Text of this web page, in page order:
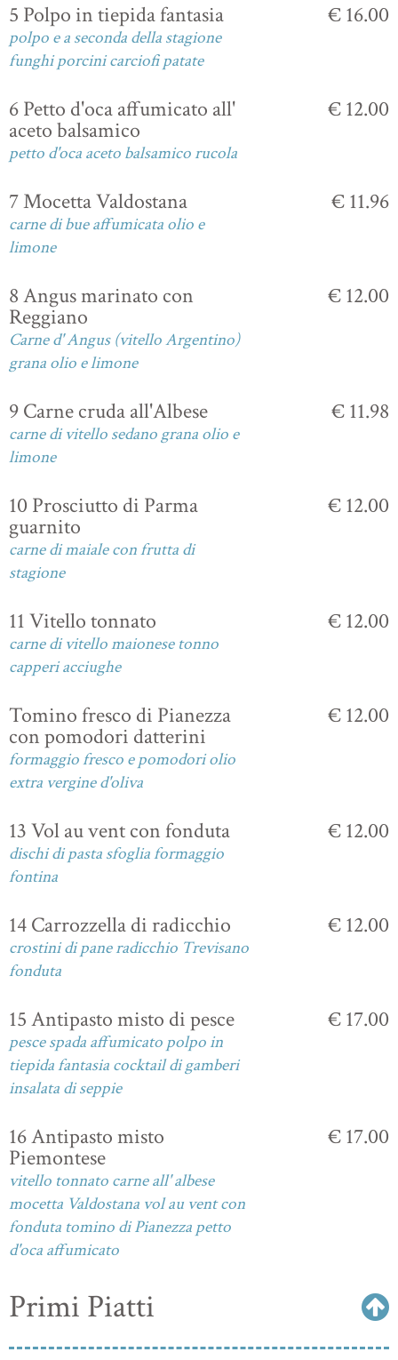
5 Polpo in tiepida fantasia
polpo e a seconda della stagione
funghi porcini carciofi patate
€ 16.00
6 Petto d'oca affumicato all'
aceto balsamico
petto d'oca aceto balsamico rucola
€ 12.00
7 Mocetta Valdostana
carne di bue affumicata olio e
limone
€ 11.96
8 Angus marinato con
Reggiano
Carne d' Angus (vitello Argentino)
grana olio e limone
€ 12.00
9 Carne cruda all'Albese
carne di vitello sedano grana olio e
limone
€ 11.98
10 Prosciutto di Parma
guarnito
carne di maiale con frutta di
stagione
€ 12.00
11 Vitello tonnato
carne di vitello maionese tonno
capperi acciughe
€ 12.00
Tomino fresco di Pianezza
con pomodori datterini
formaggio fresco e pomodori olio
extra vergine d'oliva
€ 12.00
13 Vol au vent con fonduta
dischi di pasta sfoglia formaggio
fontina
€ 12.00
14 Carrozzella di radicchio
crostini di pane radicchio Trevisano
fonduta
€ 12.00
15 Antipasto misto di pesce
pesce spada affumicato polpo in
tiepida fantasia cocktail di gamberi
insalata di seppie
€ 17.00
16 Antipasto misto
Piemontese
vitello tonnato carne all' albese
mocetta Valdostana vol au vent con
fonduta tomino di Pianezza petto
d'oca affumicato
€ 17.00
Primi Piatti